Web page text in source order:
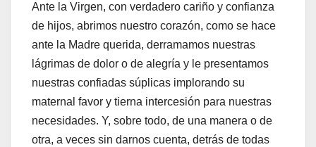
Ante la Virgen, con verdadero cariño y confianza
de hijos, abrimos nuestro corazón, como se hace
ante la Madre querida, derramamos nuestras
lágrimas de dolor o de alegría y le presentamos
nuestras confiadas súplicas implorando su
maternal favor y tierna intercesión para nuestras
necesidades. Y, sobre todo, de una manera o de
otra, a veces sin darnos cuenta, detrás de todas